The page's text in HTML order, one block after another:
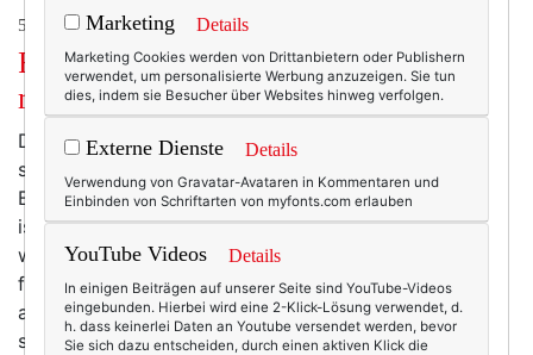
50+ LIFESTYLE
Frauen ab 40: Das Montagsinterview
mit Bettina Stackelberg.
Das erste, das einem an Bettina Stackelberg auffällt,
sind ihre strahlend blauen Augen - und ihre
Begeisterungsfähigkeit. "Frau fürs Selbstbewusstsein"
ist nicht nur ihr einprägsamer Slogan. Es ist auch das,
was Bettina ausstrahlt und ausmacht! In ihrer Nähe
fühlt man sich automatisch ein bisschen besser, toller,
außerordentlicher - und selbstbewusster. Dass sie
selbst sehr früh Selbstbewusstsein entwickelte (und
Marketing Details
Marketing Cookies werden von Drittanbietern oder Publishern
verwendet, um personalisierte Werbung anzuzeigen. Sie tun
dies, indem sie Besucher über Websites hinweg verfolgen.
Externe Dienste Details
Verwendung von Gravatar-Avataren in Kommentaren und
Einbinden von Schriftarten von myfonts.com erlauben
YouTube Videos Details
In einigen Beiträgen auf unserer Seite sind YouTube-Videos
eingebunden. Hierbei wird eine 2-Klick-Lösung verwendet, d.
h. dass keinerlei Daten an Youtube versendet werden, bevor
Sie sich dazu entscheiden, durch einen aktiven Klick die